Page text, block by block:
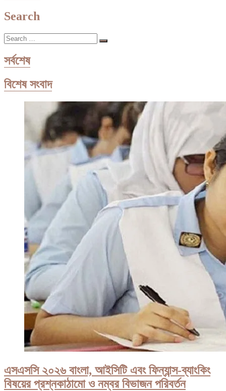
Search
Search
…
সর্বশেষ
বিশেষ সংবাদ
এসএসসি ২০২৬ বাংলা, আইসিটি এবং ফিন্যান্স-ব্যাংকিং
বিষয়ের প্রশ্নকাঠামো ও নম্বর বিভাজন পরিবর্তন